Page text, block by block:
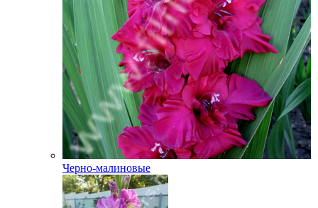
Черно-малиновые